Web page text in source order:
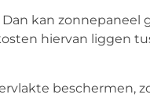
Dan kan zonnepaneel
hiervan liggen
beschermen,